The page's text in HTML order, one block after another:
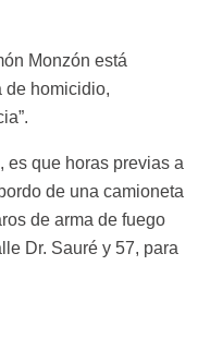
Monzón está
de homicidio,
es que horas previas a
de una camioneta
de arma de fuego
Dr. Sauré y 57, para